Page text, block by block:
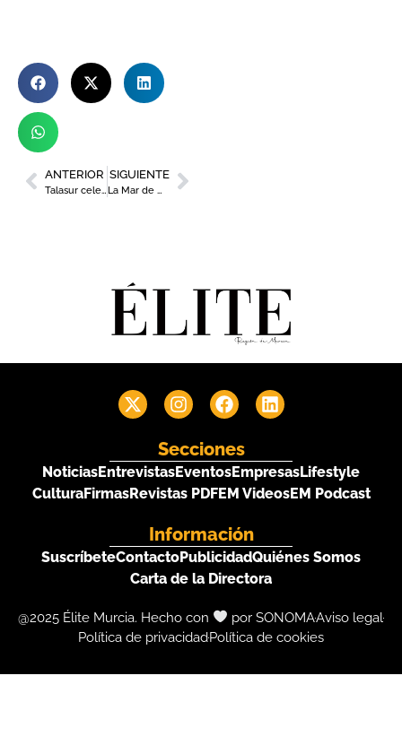
ANTERIOR
Talasur celebra 30 años como referente empresarial de Cartagena
SIGUIENTE
La Mar de Músicas hará un Especial Ecuador en 2026
Secciones
NoticiasEntrevistasEventosEmpresasLifestyle
CulturaFirmasRevistas PDFEM VideosEM Podcast
Información
SuscríbeteContactoPublicidadQuiénes Somos
Carta de la Directora
@2025 Élite Murcia. Hecho con por SONOMAAviso legal
Política de privacidadPolítica de cookies